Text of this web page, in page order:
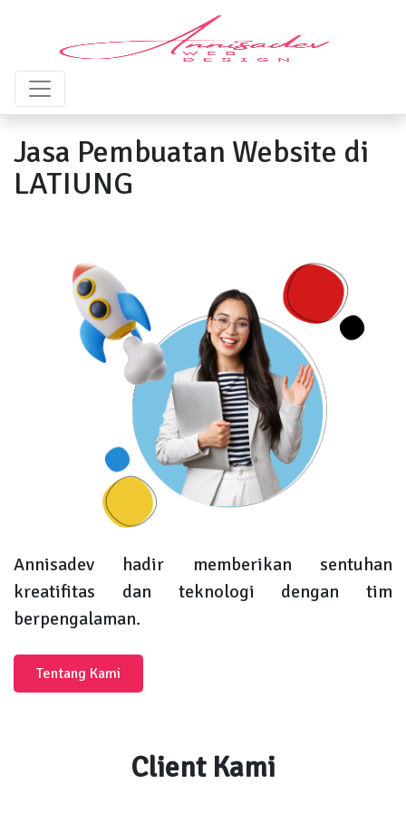
Jasa Pembuatan Website di
LATIUNG
Annisadev hadir memberikan sentuhan
kreatifitas dan teknologi dengan tim
berpengalaman.
Tentang Kami
Client Kami